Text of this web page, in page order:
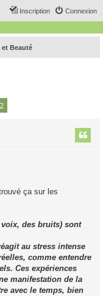
Connexion
Inscription
et Beauté
2
ça sur les
des bruits) sont
au stress intense
comme entendre
Ces expériences
manifestation de la
avec le temps, bien